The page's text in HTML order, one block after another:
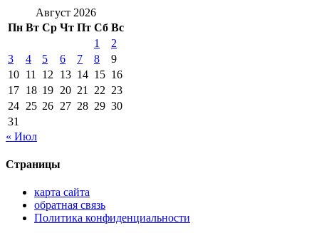
Август 2026
Пн Вт Ср Чт Пт Сб Вс
1
2
3
4 5 6 7 8
9
10 11 12 13 14 15 16
17 18 19 20 21 22 23
24 25 26 27 28 29 30
31
« Июл
Страницы
карта сайта
обратная связь
Политика конфиденциальности